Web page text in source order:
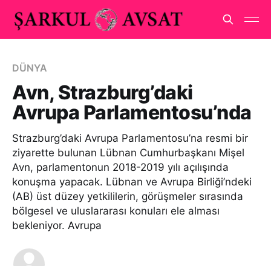
DÜNYA
Avn, Strazburg’daki
Avrupa Parlamentosu’nda
Strazburg’daki Avrupa Parlamentosu’na resmi bir
ziyarette bulunan Lübnan Cumhurbaşkanı Mişel
Avn, parlamentonun 2018-2019 yılı açılışında
konuşma yapacak. Lübnan ve Avrupa Birliği’ndeki
(AB) üst düzey yetkililerin, görüşmeler sırasında
bölgesel ve uluslararası konuları ele alması
bekleniyor. Avrupa